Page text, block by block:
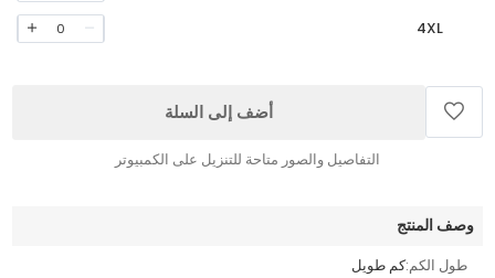
4XL
0
أضف إلى السلة
التفاصيل والصور متاحة للتنزيل على الكمبيوتر
وصف المنتج
طول الكم:كم طويل